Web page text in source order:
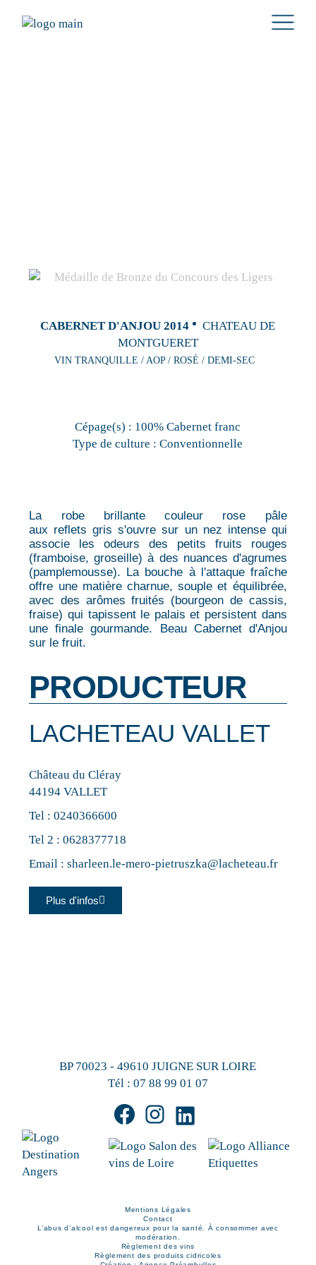
CABERNET D'ANJOU 2014
CHATEAU DE
MONTGUERET
VIN TRANQUILLE / AOP / ROSÉ / DEMI-SEC
Cépage(s) : 100% Cabernet franc
Type de culture : Conventionnelle
La robe brillante couleur rose pâle
aux reflets gris s'ouvre sur un nez intense qui
associe les odeurs des petits fruits rouges
(framboise, groseille) à des nuances d'agrumes
(pamplemousse). La bouche à l'attaque fraîche
offre une matière charnue, souple et équilibrée,
avec des arômes fruités (bourgeon de cassis,
fraise) qui tapissent le palais et persistent dans
une finale gourmande. Beau Cabernet d'Anjou
sur le fruit.
PRODUCTEUR
LACHETEAU VALLET
Château du Cléray
44194 VALLET
Tel :0240366600
Tel 2 :0628377718
Email :sharleen.le-mero-pietruszka@lacheteau.fr
Plus d'infos
BP 70023 - 49610 JUIGNE SUR LOIRE
Tél : 07 88 99 01 07
Mentions Légales
Contact
L’abus d’alcool est dangereux pour la santé. À consommer avec
modération.
Règlement des vins
Règlement des produits cidricoles